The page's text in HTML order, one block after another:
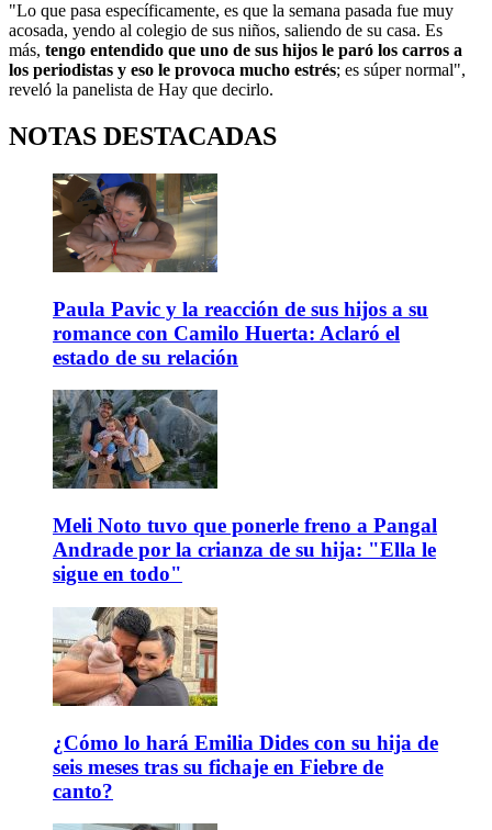
"Lo que pasa específicamente, es que la semana pasada fue muy
acosada, yendo al colegio de sus niños, saliendo de su casa. Es
más, tengo entendido que uno de sus hijos le paró los carros a
los periodistas y eso le provoca mucho estrés; es súper normal",
reveló la panelista de Hay que decirlo.
NOTAS DESTACADAS
Paula Pavic y la reacción de sus hijos a su
romance con Camilo Huerta: Aclaró el
estado de su relación
Meli Noto tuvo que ponerle freno a Pangal
Andrade por la crianza de su hija: "Ella le
sigue en todo"
¿Cómo lo hará Emilia Dides con su hija de
seis meses tras su fichaje en Fiebre de
canto?